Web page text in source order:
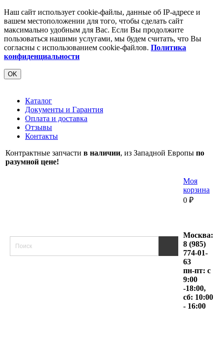
Наш сайт использует cookie-файлы, данные об IP-адресе и
вашем местоположении для того, чтобы сделать сайт
максимально удобным для Вас. Если Вы продолжите
пользоваться нашими услугами, мы будем считать, что Вы
согласны с использованием cookie-файлов. Политика
конфиденциальности
OK
Каталог
Документы и Гарантия
Оплата и доставка
Отзывы
Контакты
Контрактные запчасти в наличии, из Западной Европы по
разумной цене!
Моя
корзина
0 ₽
Москва:
8 (985)
774-01-
63
пн-пт: с
9:00
-18:00,
сб: 10:00
- 16:00